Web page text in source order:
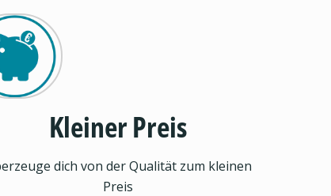
Kleiner Preis
dich von der Qualität zum kleinen
Preis